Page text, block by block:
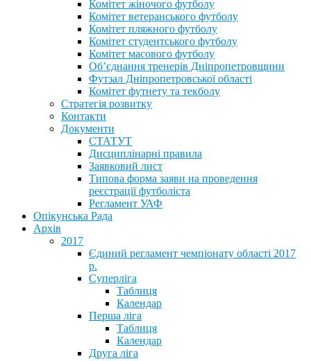
Комітет жіночого футболу
Комітет ветеранського футболу
Комітет пляжного футболу
Комітет студентського футболу
Комітет масового футболу
Обʼєднання тренерів Дніпропетровщини
Футзал Дніпропетровської області
Комітет футнету та текболу
Стратегія розвитку
Контакти
Документи
СТАТУТ
Дисциплінарні правила
Заявковий лист
Типова форма заяви на проведення
реєстрації футболіста
Регламент УАФ
Опікунська Рада
Архів
2017
Єдиний регламент чемпіонату області 2017
р.
Суперліга
Таблиця
Календар
Перша ліга
Таблиця
Календар
Друга ліга